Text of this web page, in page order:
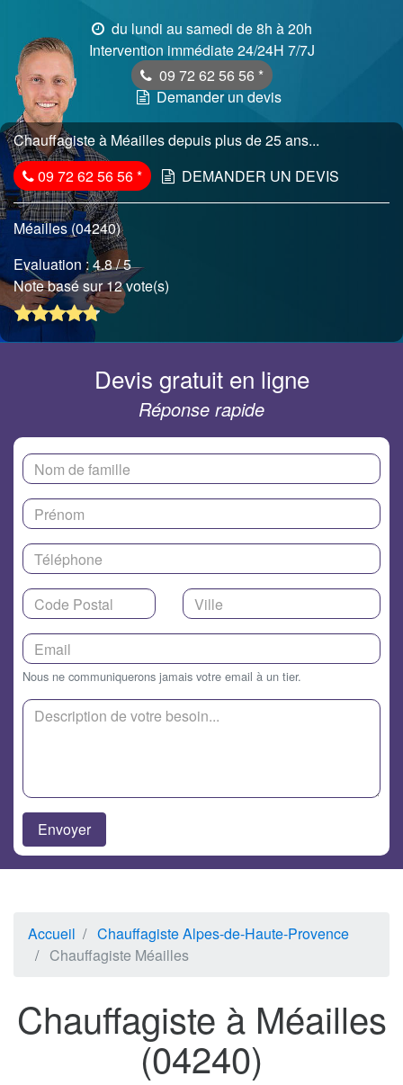
du lundi au samedi de 8h à 20h
Intervention immédiate 24/24H 7/7J
09 72 62 56 56 *
Demander un devis
Chauffagiste à Méailles depuis plus de 25 ans...
09 72 62 56 56* DEMANDER UN DEVIS
Méailles (04240)
Evaluation :4.8/ 5
Note basé sur 12 vote(s)
Devis gratuit en ligne
Réponse rapide
Nous ne communiquerons jamais votre email à un tier.
Accueil
Chauffagiste Alpes-de-Haute-Provence
Chauffagiste Méailles
Chauffagiste à Méailles
(04240)